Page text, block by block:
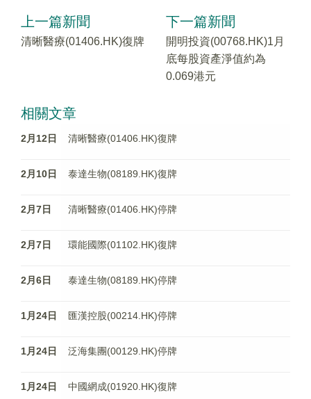
上一篇新聞
清晰醫療(01406.HK)復牌
下一篇新聞
開明投資(00768.HK)1月
底每股資產淨值約為
0.069港元
相關文章
2月12日 清晰醫療(01406.HK)復牌
2月10日 泰達生物(08189.HK)復牌
2月7日 清晰醫療(01406.HK)停牌
2月7日 環能國際(01102.HK)復牌
2月6日 泰達生物(08189.HK)停牌
1月24日 匯漢控股(00214.HK)停牌
1月24日 泛海集團(00129.HK)停牌
1月24日 中國網成(01920.HK)復牌